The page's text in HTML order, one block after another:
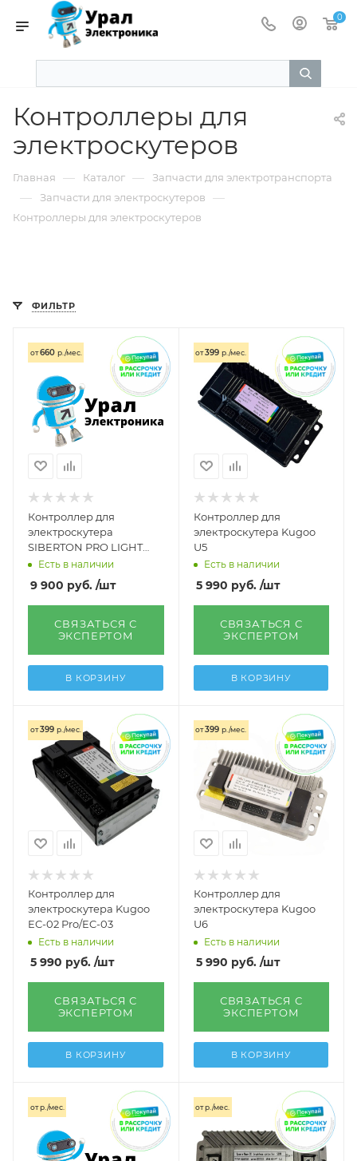
0
Контроллеры для
электроскутеров
Главная — Каталог — Запчасти для электротранспорта
— Запчасти для электроскутеров —
Контроллеры для электроскутеров
ФИЛЬТР
от660 р./мес.
Контроллер для
электроскутера
SIBERTON PRO LIGHT
2000W
Есть в наличии
9 900 руб. /шт
СВЯЗАТЬСЯ С
ЭКСПЕРТОМ
В КОРЗИНУ
от399 р./мес.
Контроллер для
электроскутера Kugoo
U5
Есть в наличии
5 990 руб. /шт
СВЯЗАТЬСЯ С
ЭКСПЕРТОМ
В КОРЗИНУ
от399 р./мес.
Контроллер для
электроскутера Kugoo
EC-02 Pro/EC-03
Есть в наличии
5 990 руб. /шт
СВЯЗАТЬСЯ С
ЭКСПЕРТОМ
В КОРЗИНУ
от399 р./мес.
Контроллер для
электроскутера Kugoo
U6
Есть в наличии
5 990 руб. /шт
СВЯЗАТЬСЯ С
ЭКСПЕРТОМ
В КОРЗИНУ
отр./мес. отр./мес.